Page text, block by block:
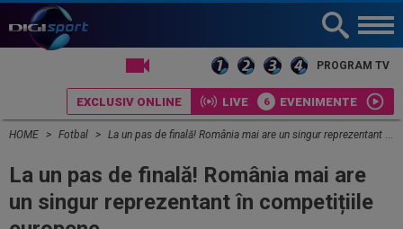
PROGRAM TV
EXCLUSIV ONLINE LIVE EVENIMENTE
HOME Fotbal La un pas de finală! România mai are un singur reprezentant în competițiile europene
La un pas de finală! România mai are
un singur reprezentant în competițiile